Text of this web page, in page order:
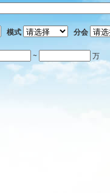
模式
分会
~ 万